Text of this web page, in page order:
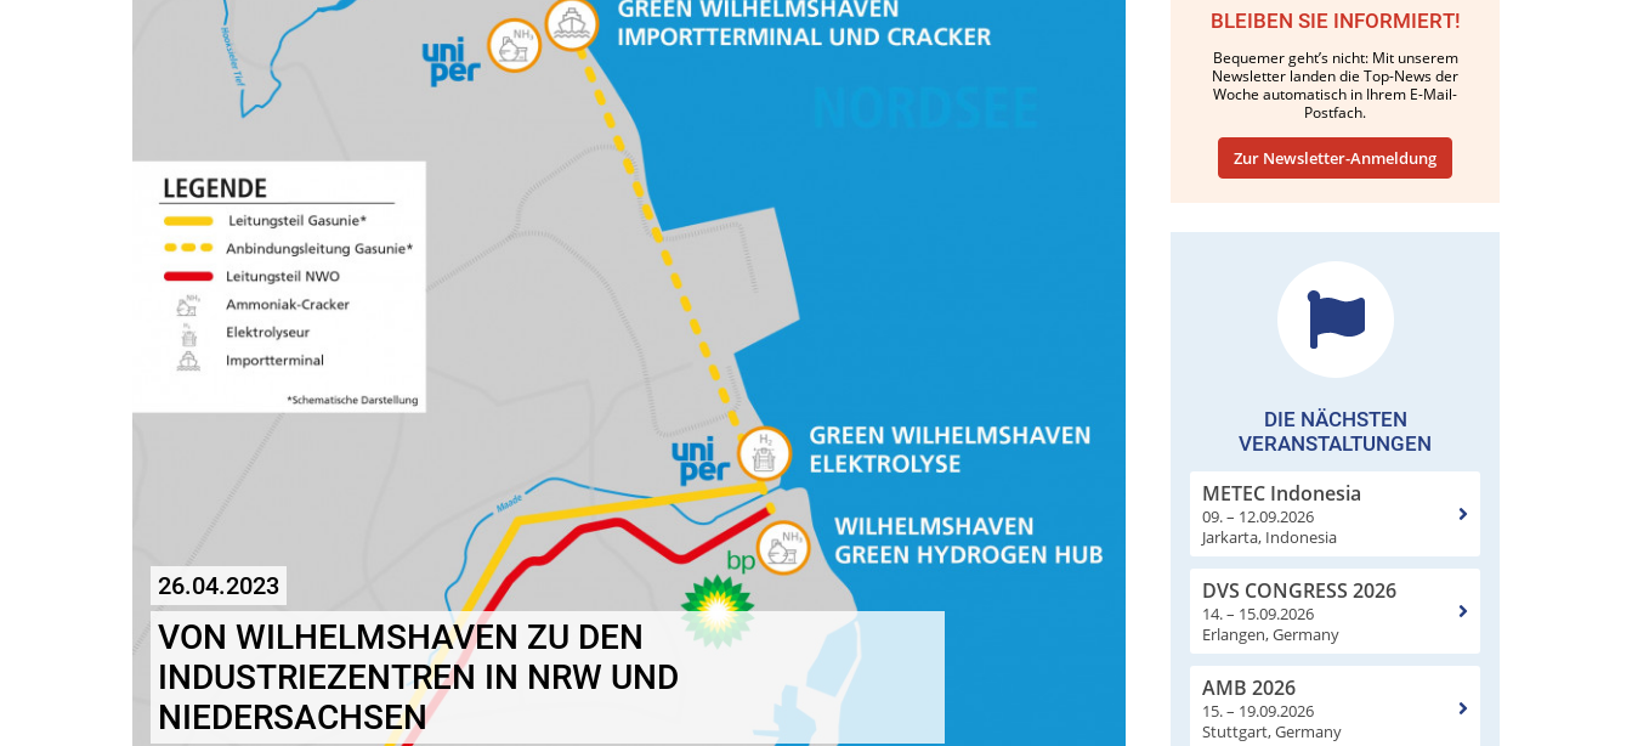
26.04.2023
VON WILHELMSHAVEN ZU DEN
INDUSTRIEZENTREN IN NRW UND
NIEDERSACHSEN
BLEIBEN SIE INFORMIERT!
Bequemer geht’s nicht: Mit unserem
Newsletter landen die Top-News der
Woche automatisch in Ihrem E-Mail-
Postfach.
Zur Newsletter-Anmeldung
DIE NÄCHSTEN
VERANSTALTUNGEN
METEC Indonesia
09. – 12.09.2026
Jarkarta, Indonesia
DVS CONGRESS 2026
14. – 15.09.2026
Erlangen, Germany
AMB 2026
15. – 19.09.2026
Stuttgart, Germany